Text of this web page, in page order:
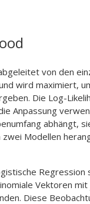
von den
wird maximiert,
Die Log-
Anpassung
abhängt,
zwei Modellen
Regression
Vektoren
Diese